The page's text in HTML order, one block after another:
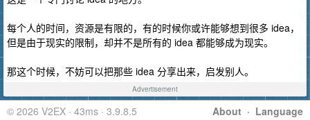
每个人的时间，资源是有限的，有的时候你或许能够想到很多 idea，
但是由于现实的限制，却并不是所有的 idea 都能够成为现实。
那这个时候，不妨可以把那些 idea 分享出来，启发别人。
Advertisement
About · Language
© 2026 V2EX · 43ms · 3.9.8.5